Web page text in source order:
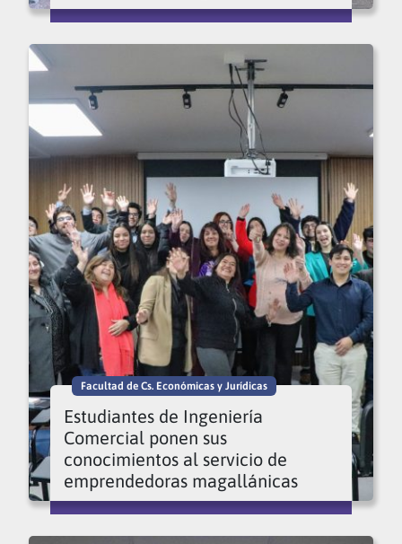
Facultad de Cs. Económicas y Jurídicas
Estudiantes de Ingeniería
Comercial ponen sus
conocimientos al servicio de
emprendedoras magallánicas